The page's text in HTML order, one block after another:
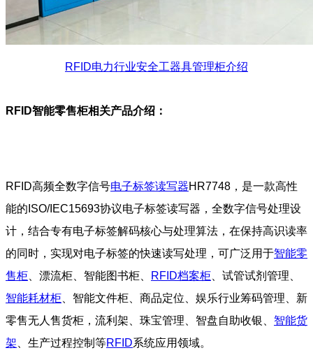
RFID电力行业安全工器具管理柜介绍
RFID智能零售柜相关产品介绍：
RFID高频全数字信号电子标签读写器HR7748，是一款高性
能的ISO/IEC15693协议电子标签读写器，全数字信号处理设
计，结合专有电子标签解码核心与处理算法，在保持高识读率
的同时，实现对电子标签的快速读写处理，可广泛用于智能零
售柜 、漂流柜、智能图书柜、 RFID档案柜 、试管试剂管理、
智能耗材柜 、智能文件柜、商品定位、娱乐行业筹码管理、新
零售无人售货柜，流利架、珠宝管理、智盘自助收银、 智能货
架 、生产过程控制等RFID系统应用领域。